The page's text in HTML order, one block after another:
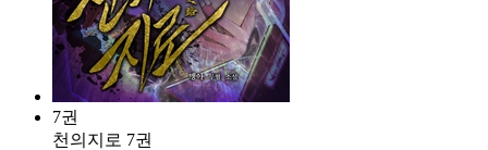
7권
천의지로 7권